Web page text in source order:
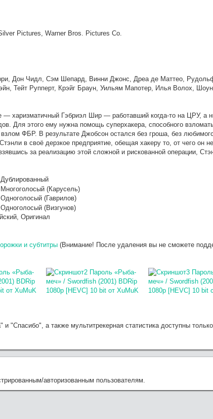
:хз, настроения и желания нет от слова совсем
Pictures, Warner Bros. Pictures Co.
Дон Чидл, Сэм Шепард, Винни Джонс, Дреа де Маттео,
Тейт Рупперт, Крэйг Браун, Уильям Мапотер, Илья Волох,
харизматичный Гэбриэл Шир — работавший когда-то на ЦРУ, а
Для этого ему нужна помощь суперхакера, способного
ФБР. В результате Джобсон остался без гроша, без
в своё дерзкое предприятие, обещая хакеру то, от чего он
за реализацию этой сложной и рискованной операции,
(Карусель)
(Гаврилов)
(Визгунов)
Оригинал
и субтитры(Внимание! После удаления вы не сможете
"Спасибо", а также мультитрекерная статистика доступны
авторизованным пользователям.